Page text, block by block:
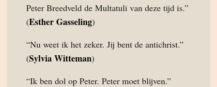
Peter Breedveld de Multatuli van deze tijd is.”
(Esther Gasseling)
“Nu weet ik het zeker. Jij bent de antichrist.”
(Sylvia Witteman)
“Ik ben dol op Peter. Peter moet blijven.”